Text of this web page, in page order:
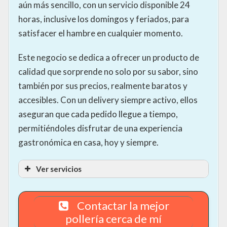
aún más sencillo, con un servicio disponible 24
horas, inclusive los domingos y feriados, para
satisfacer el hambre en cualquier momento.
Este negocio se dedica a ofrecer un producto de
calidad que sorprende no solo por su sabor, sino
también por sus precios, realmente baratos y
accesibles. Con un delivery siempre activo, ellos
aseguran que cada pedido llegue a tiempo,
permitiéndoles disfrutar de una experiencia
gastronómica en casa, hoy y siempre.
Ver servicios
Contactar la mejor
pollería cerca de mí